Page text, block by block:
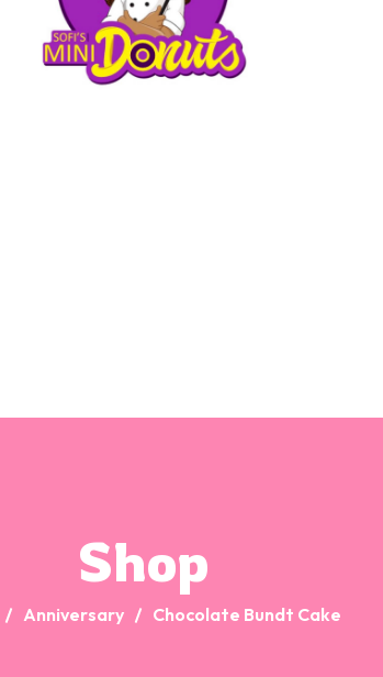
Shop
Anniversary Chocolate Bundt Cake